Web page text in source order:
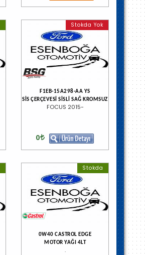
Stokda Yok
F1EB-15A298-AA YS
SİS ÇERÇEVESİ SİSLİ SAĞ KROMSUZ
FOCUS 2015-
0
Stokda
0W40 CASTROL EDGE
MOTOR YAĞI 4LT
.